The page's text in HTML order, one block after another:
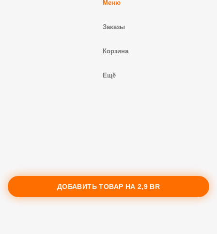
ДОБАВИТЬ ТОВАР НА 2,9 BR
Меню
Заказы
Корзина
Ещё